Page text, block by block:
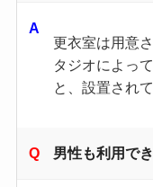
更衣室は用意
タジオによっ
と、設置され
男性も利用で